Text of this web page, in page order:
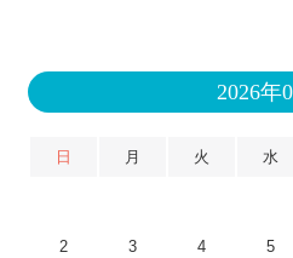
2026年
日 月 火 水
2 3 4 5